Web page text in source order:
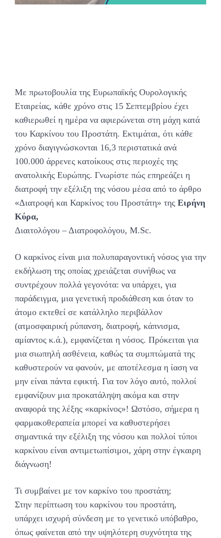
Με πρωτοβουλία της Ευρωπαϊκής Ουρολογικής
Εταιρείας, κάθε χρόνο στις 15 Σεπτεμβρίου έχει
καθιερωθεί η ημέρα να αφιερώνεται στη μάχη κατά
του Καρκίνου του Προστάτη. Εκτιμάται, ότι κάθε
χρόνο διαγιγνώσκονται 16,3 περιστατικά ανά
100.000 άρρενες κατοίκους στις περιοχές της
ανατολικής Ευρώπης. Γνωρίστε πώς επηρεάζει η
διατροφή την εξέλιξη της νόσου μέσα από το άρθρο
«Διατροφή και Καρκίνος του Προστάτη» της Ειρήνη
Κύρα,
Διαιτολόγου – Διατροφολόγου, M.Sc.
Ο καρκίνος είναι μια πολυπαραγοντική νόσος για την
εκδήλωση της οποίας χρειάζεται συνήθως να
συντρέχουν πολλά γεγονότα: να υπάρχει, για
παράδειγμα, μια γενετική προδιάθεση και όταν το
άτομο εκτεθεί σε κατάλληλο περιβάλλον
(ατμοσφαιρική ρύπανση, διατροφή, κάπνισμα,
αμίαντος κ.ά.), εμφανίζεται η νόσος. Πρόκειται για
μια σιωπηλή ασθένεια, καθώς τα συμπτώματά της
καθυστερούν να φανούν, με αποτέλεσμα η ίαση να
μην είναι πάντα εφικτή. Για τον λόγο αυτό, πολλοί
εμφανίζουν μια προκατάληψη ακόμα και στην
αναφορά της λέξης «καρκίνος»! Ωστόσο, σήμερα η
φαρμακοθεραπεία μπορεί να καθυστερήσει
σημαντικά την εξέλιξη της νόσου και πολλοί τύποι
καρκίνου είναι αντιμετωπίσιμοι, χάρη στην έγκαιρη
διάγνωση!
Τι συμβαίνει με τον καρκίνο του προστάτη;
Στην περίπτωση του καρκίνου του προστάτη,
υπάρχει ισχυρή σύνδεση με το γενετικό υπόβαθρο,
όπως φαίνεται από την υψηλότερη συχνότητα της